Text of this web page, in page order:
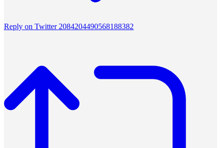
Reply on Twitter 2084204490568188382